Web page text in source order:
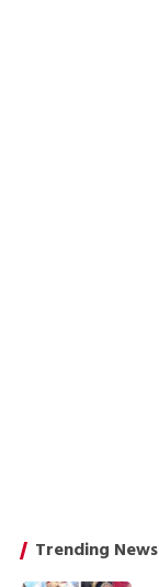
Trending News